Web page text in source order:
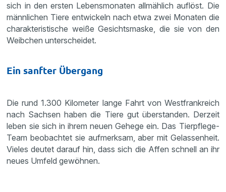
sich in den ersten Lebensmonaten allmählich auflöst. Die
männlichen Tiere entwickeln nach etwa zwei Monaten die
charakteristische weiße Gesichtsmaske, die sie von den
Weibchen unterscheidet.
Ein sanfter Übergang
Die rund 1.300 Kilometer lange Fahrt von Westfrankreich
nach Sachsen haben die Tiere gut überstanden. Derzeit
leben sie sich in ihrem neuen Gehege ein. Das Tierpflege-
Team beobachtet sie aufmerksam, aber mit Gelassenheit.
Vieles deutet darauf hin, dass sich die Affen schnell an ihr
neues Umfeld gewöhnen.